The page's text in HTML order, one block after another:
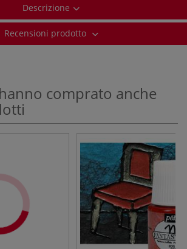
Descrizione
Recensioni prodotto
comprato anche